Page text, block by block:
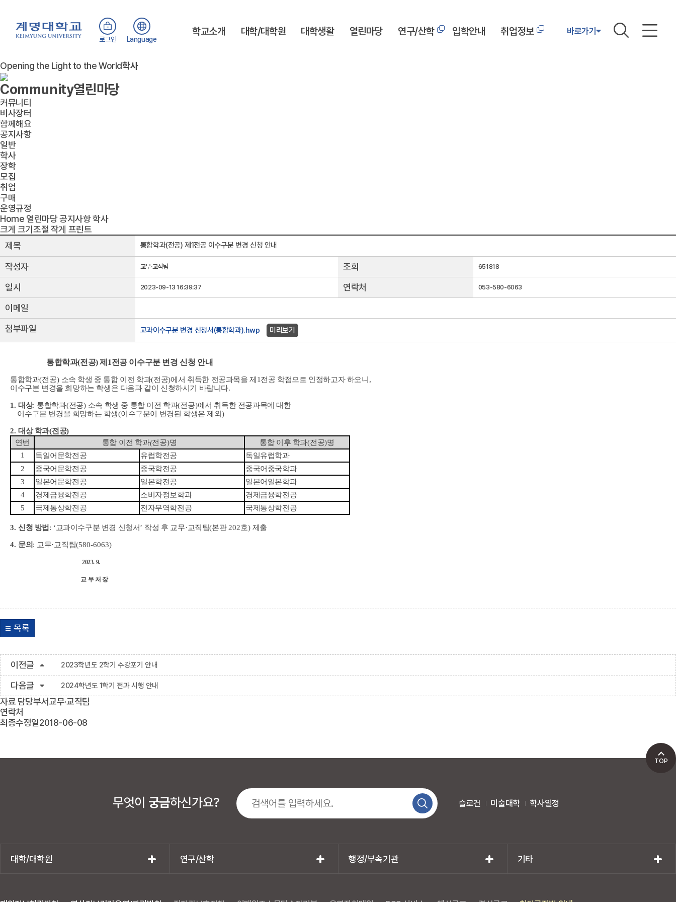
로그인 Language
학교소개 대학/대학원 대학생활 열린마당 연구/산학 입학안내 취업정보 바로가기
Opening the Light to the World학사
Community열린마당
커뮤니티
비사장터
함께해요
공지사항
일반
학사
장학
모집
취업
구매
운영규정
Home 열린마당공지사항학사
크게 크기조절 작게 프린트
제목
통합학과(전공) 제1전공 이수구분 변경 신청 안내
작성자 교무·교직팀 조회 651818
일시 2023-09-13 16:39:37 연락처 053-580-6063
이메일
첨부파일
교과이수구분 변경 신청서(통합학과).hwp 미리보기
통합학과(전공) 제1전공 이수구분 변경 신청 안내
통합학과(전공) 소속 학생 중 통합 이전 학과(전공)에서 취득한 전공과목을 제1전공 학점으로 인정하고자 하오니 ,
이수구분 변경을 희망하는 학생은 다음과 같이 신청하시기 바랍니다.
1. 대상: 통합학과(전공) 소속 학생 중 통합 이전 학과(전공)에서 취득한 전공과목에 대한
이수구분 변경을 희망하는 학생(이수구분이 변경된 학생은 제외 )
2. 대상 학과(전공)
연번
통합 이전 학과(전공)명 통합 이후 학과(전공)명
1
독일어문학전공 유럽학전공
독일유럽학과
2
중국어문학전공 중국학전공
중국어중국학과
3
일본어문학전공 일본학전공
일본어일본학과
4
경제금융학전공 소비자정보학과
경제금융학전공
5
국제통상학전공 전자무역학전공 국제통상학전공
3. 신청 방법 : ‘교과이수구분 변경 신청서’ 작성 후 교무·교직팀(본관 202호) 제출
4. 문의: 교무·교직팀(580-6063)
2023. 9.
교 무 처 장
목록
이전글 2023학년도 2학기 수강포기 안내
다음글 2024학년도 1학기 전과 시행 안내
자료 담당부서교무·교직팀
연락처
최종수정일2018-06-08
무엇이 궁금하신가요? 슬로건 미술대학 학사일정
대학/대학원 연구/산학 행정/부속기관 기타
TOP